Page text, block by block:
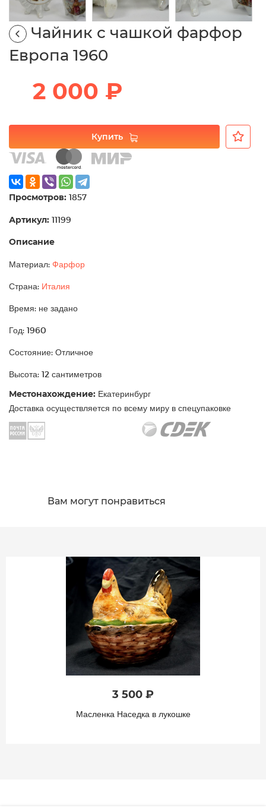
Чайник с чашкой фарфор
Европа 1960
2 000 ₽
Купить
Просмотров: 1857
Артикул: 11199
Описание
Материал: Фарфор
Страна: Италия
Время: не задано
Год: 1960
Состояние: Отличное
Высота: 12 сантиметров
Местонахождение: Екатеринбург
Доставка осуществляется по всему миру в спецупаковке
Вам могут понравиться
3 500 ₽
Масленка Наседка в лукошке